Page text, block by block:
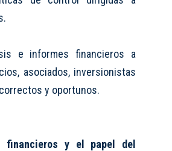
e informes financieros a
asociados, inversionistas
y oportunos.
financieros y el papel del